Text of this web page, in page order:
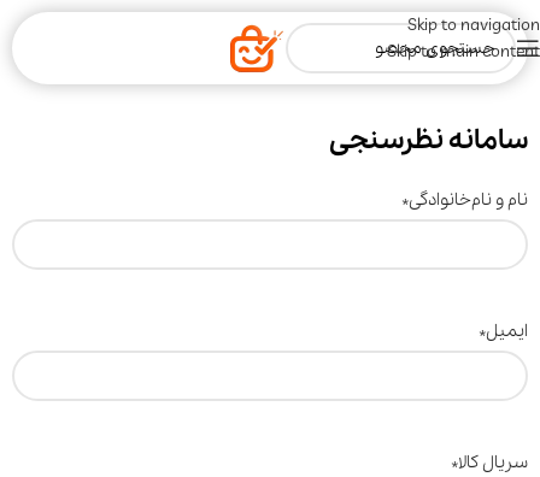
Skip to navigation
Skip to main content
سامانه نظر‌سنجی
نام و نام‌خانوادگی*
ایمیل*
سریال کالا*